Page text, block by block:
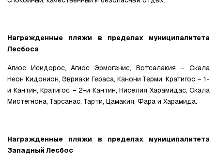
Награжденные пляжи в пределах муниципалитета
Лесбоса
Агиос Исидорос, Агиос Эрмогенис, Вотсалакия – Скала
Неон Кидонион, Эвриаки Гераса, Канони Терми, Кратигос – 1-
й Кантин, Кратигос – 2-й Кантин, Ниселия Харамидас, Скала
Мистегнона, Тарсанас, Тарти, Цамакия, Фара и Харамида.
Награжденные пляжи в пределах муниципалитета
Западный Лесбос